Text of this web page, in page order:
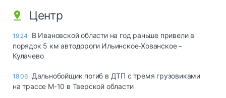
Центр
19:24
В Ивановской области на год раньше привели в
порядок 5 км автодороги Ильинское-Хованское –
Кулачево
18:06 Дальнобойщик погиб в ДТП с тремя грузовиками
на трассе М-10 в Тверской области